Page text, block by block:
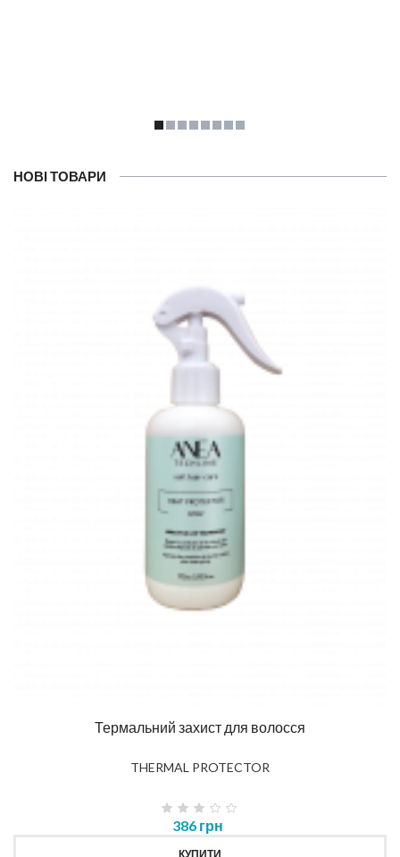
НОВІ ТОВАРИ
Термальний захист для волосся
THERMAL PROTECTOR
386 грн
КУПИТИ